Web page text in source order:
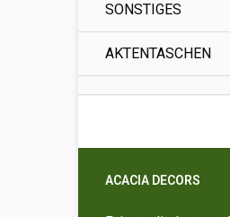
SONSTIGES
AKTENTASCHEN
ACACIA DECORS